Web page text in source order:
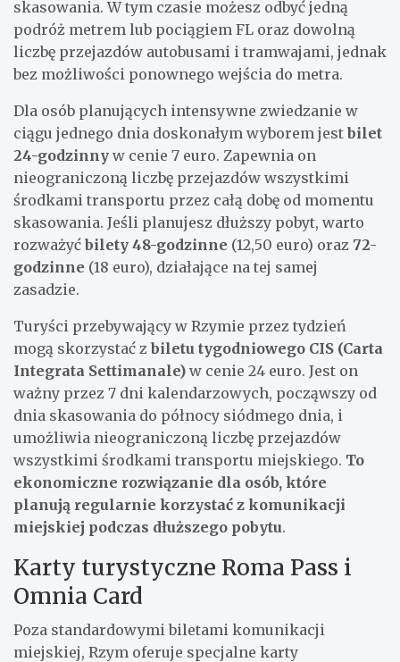
skasowania. W tym czasie możesz odbyć jedną
podróż metrem lub pociągiem FL oraz dowolną
liczbę przejazdów autobusami i tramwajami, jednak
bez możliwości ponownego wejścia do metra.
Dla osób planujących intensywne zwiedzanie w
ciągu jednego dnia doskonałym wyborem jest bilet
24-godzinny w cenie 7 euro. Zapewnia on
nieograniczoną liczbę przejazdów wszystkimi
środkami transportu przez całą dobę od momentu
skasowania. Jeśli planujesz dłuższy pobyt, warto
rozważyć bilety 48-godzinne (12,50 euro) oraz 72-
godzinne (18 euro), działające na tej samej
zasadzie.
Turyści przebywający w Rzymie przez tydzień
mogą skorzystać z biletu tygodniowego CIS (Carta
Integrata Settimanale) w cenie 24 euro. Jest on
ważny przez 7 dni kalendarzowych, począwszy od
dnia skasowania do północy siódmego dnia, i
umożliwia nieograniczoną liczbę przejazdów
wszystkimi środkami transportu miejskiego. To
ekonomiczne rozwiązanie dla osób, które
planują regularnie korzystać z komunikacji
miejskiej podczas dłuższego pobytu.
Karty turystyczne Roma Pass i
Omnia Card
Poza standardowymi biletami komunikacji
miejskiej, Rzym oferuje specjalne karty